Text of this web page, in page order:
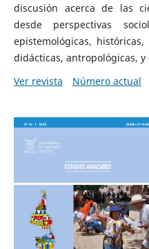
discusión acerca de las
desde perspectivas
epistemológicas,
didácticas, antropológicas, y
Ver revista
Número actual